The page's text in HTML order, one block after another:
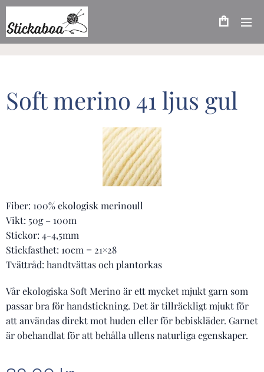
Soft merino 41 ljus gul
Fiber: 100% ekologisk merinoull
Vikt: 50g – 100m
Stickor: 4-4,5mm
Stickfasthet: 10cm = 21×28
Tvättråd: handtvättas och plantorkas
Vår ekologiska Soft Merino är ett mycket mjukt garn som
passar bra för handstickning. Det är tillräckligt mjukt för
att användas direkt mot huden eller för bebiskläder. Garnet
är obehandlat för att behålla ullens naturliga egenskaper.